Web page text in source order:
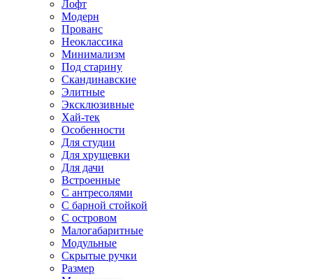
Лофт
Модерн
Прованс
Неоклассика
Минимализм
Под старину
Скандинавские
Элитные
Эксклюзивные
Хай-тек
Особенности
Для студии
Для хрущевки
Для дачи
Встроенные
С антресолями
С барной стойкой
С островом
Малогабаритные
Модульные
Скрытые ручки
Размер